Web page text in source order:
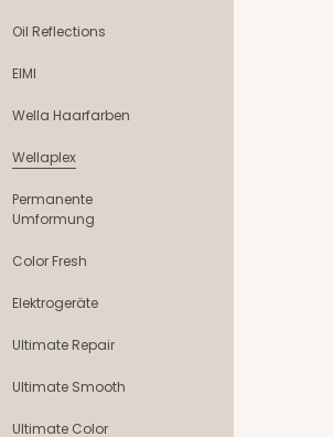
Oil Reflections
EIMI
Wella Haarfarben
Wellaplex
Permanente
Umformung
Color Fresh
Elektrogeräte
Ultimate Repair
Ultimate Smooth
Ultimate Color